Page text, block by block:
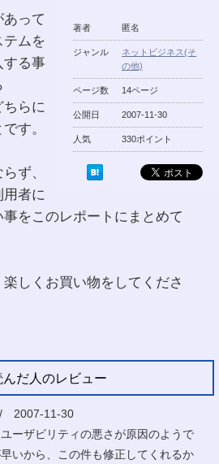
著者 匿名
ジャンル
ネットビジネス(そ
の他)
ページ数 14ページ
公開日 2007-11-30
人気 330ポイント
って
テムを
する事
らに
す。
ず、
者に
をこのレポートにまとめて
しくお買い物をしてくださ
だ人のレビュー
2007-11-30
ーザビリティの悪さが原因のようで
いから、この件も修正してくれるか